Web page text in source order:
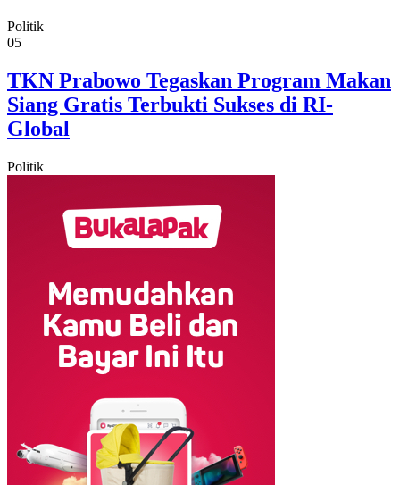
Politik
05
TKN Prabowo Tegaskan Program Makan
Siang Gratis Terbukti Sukses di RI-
Global
Politik